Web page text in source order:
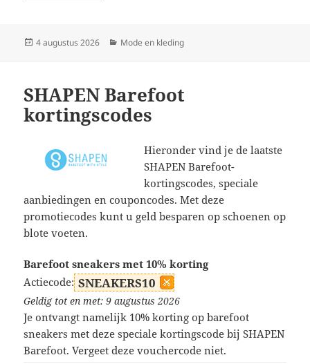
Geplaatst
4 augustus 2026 Categorieën
Mode en kleding
SHAPEN Barefoot
kortingscodes
Hieronder vind je de laatste
SHAPEN Barefoot-
kortingscodes, speciale
aanbiedingen en couponcodes. Met deze
promotiecodes kunt u geld besparen op schoenen op
blote voeten.
Barefoot sneakers met 10% korting
Actiecode: SNEAKERS10
Geldig tot en met: 9 augustus 2026
Je ontvangt namelijk 10% korting op barefoot
sneakers met deze speciale kortingscode bij SHAPEN
Barefoot. Vergeet deze vouchercode niet.